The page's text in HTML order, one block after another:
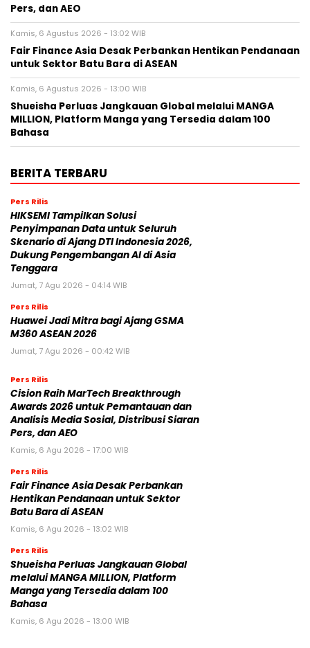
Pers, dan AEO
Kamis, 6 Agustus 2026 - 13:02 WIB
Fair Finance Asia Desak Perbankan Hentikan Pendanaan
untuk Sektor Batu Bara di ASEAN
Kamis, 6 Agustus 2026 - 13:00 WIB
Shueisha Perluas Jangkauan Global melalui MANGA
MILLION, Platform Manga yang Tersedia dalam 100
Bahasa
BERITA TERBARU
Pers Rilis
HIKSEMI Tampilkan Solusi
Penyimpanan Data untuk Seluruh
Skenario di Ajang DTI Indonesia 2026,
Dukung Pengembangan AI di Asia
Tenggara
Jumat, 7 Agu 2026 - 04:14 WIB
Pers Rilis
Huawei Jadi Mitra bagi Ajang GSMA
M360 ASEAN 2026
Jumat, 7 Agu 2026 - 00:42 WIB
Pers Rilis
Cision Raih MarTech Breakthrough
Awards 2026 untuk Pemantauan dan
Analisis Media Sosial, Distribusi Siaran
Pers, dan AEO
Kamis, 6 Agu 2026 - 17:00 WIB
Pers Rilis
Fair Finance Asia Desak Perbankan
Hentikan Pendanaan untuk Sektor
Batu Bara di ASEAN
Kamis, 6 Agu 2026 - 13:02 WIB
Pers Rilis
Shueisha Perluas Jangkauan Global
melalui MANGA MILLION, Platform
Manga yang Tersedia dalam 100
Bahasa
Kamis, 6 Agu 2026 - 13:00 WIB